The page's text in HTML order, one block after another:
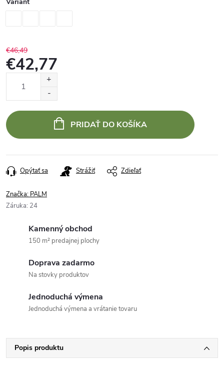
€46,49
€42,77
PRIDAŤ DO KOŠÍKA
Opýtať sa Strážiť Zdieľať
Značka: PALM
Záruka: 24
Kamenný obchod
150 m² predajnej plochy
Doprava zadarmo
Na stovky produktov
Jednoduchá výmena
Jednoduchá výmena a vrátanie tovaru
Popis produktu